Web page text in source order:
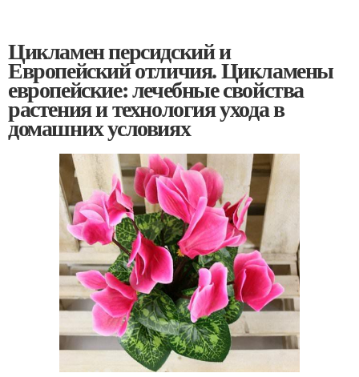
Цикламен персидский и
Европейский отличия. Цикламены
европейские: лечебные свойства
растения и технология ухода в
домашних условиях